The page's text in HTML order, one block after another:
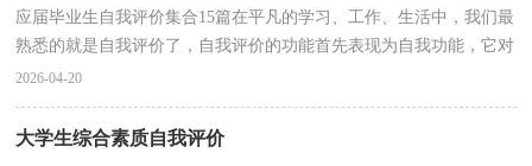
应届毕业生自我评价集合15篇在平凡的学习、工作、生活中，我们最
熟悉的就是自我评价了，自我评价的功能首先表现为自我功能，它对
人的自我发展、自我完善、自我实现有着特殊的意义...
2026-04-20
大学生综合素质自我评价